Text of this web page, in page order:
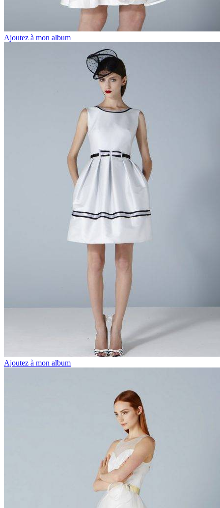
Ajoutez à mon album
Ajoutez à mon album